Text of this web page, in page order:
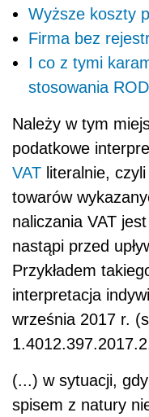
Wyższe koszty
Firma bez
I co z tymi
stosowania
Należy w tym
podatkowe
VAT literalnie,
towarów
naliczania VAT
nastąpi przed
Przykładem
interpretacja
września 2017 r.
(...) w sytuacji,
spisem z natury